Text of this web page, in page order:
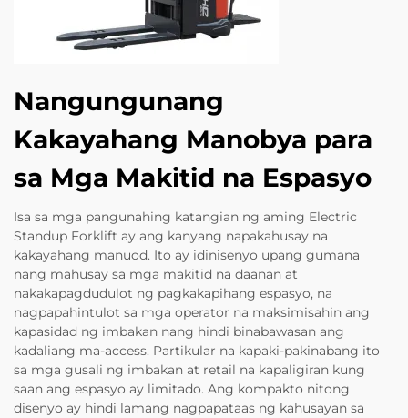
Nangungunang
Kakayahang Manobya para
sa Mga Makitid na Espasyo
Isa sa mga pangunahing katangian ng aming Electric
Standup Forklift ay ang kanyang napakahusay na
kakayahang manuod. Ito ay idinisenyo upang gumana
nang mahusay sa mga makitid na daanan at
nakakapagdudulot ng pagkakapihang espasyo, na
nagpapahintulot sa mga operator na maksimisahin ang
kapasidad ng imbakan nang hindi binabawasan ang
kadaliang ma-access. Partikular na kapaki-pakinabang ito
sa mga gusali ng imbakan at retail na kapaligiran kung
saan ang espasyo ay limitado. Ang kompakto nitong
disenyo ay hindi lamang nagpapataas ng kahusayan sa